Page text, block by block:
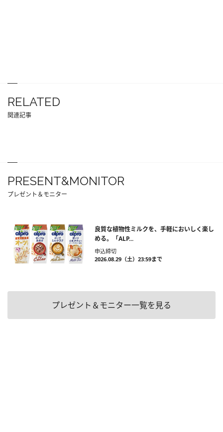
RELATED
関連記事
PRESENT&MONITOR
プレゼント＆モニター
良質な植物性ミルクを、手軽においしく楽し
める。「ALP...
申込締切
2026.08.29（土）23:59まで
プレゼント＆モニター一覧を見る